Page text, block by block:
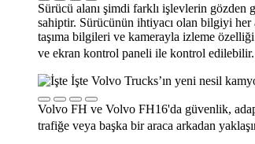
Sürücü alanı şimdi farklı işlevlerin gözden
sahiptir. Sürücünün ihtiyacı olan bilgiyi
taşıma bilgileri ve kamerayla izleme
ve ekran kontrol paneli ile kontrol edilebilir.
Volvo FH ve Volvo FH16'da güvenlik,
trafiğe veya başka bir araca arkadan